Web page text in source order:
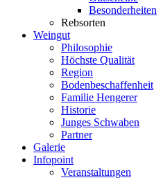
Besonderheiten
Rebsorten
Weingut
Philosophie
Höchste Qualität
Region
Bodenbeschaffenheit
Familie Hengerer
Historie
Junges Schwaben
Partner
Galerie
Infopoint
Veranstaltungen